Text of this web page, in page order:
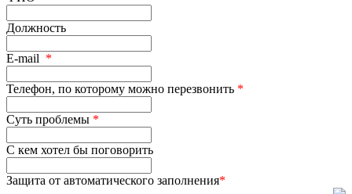
Должность
E-mail *
Телефон, по которому можно перезвонить *
Суть проблемы *
С кем хотел бы поговорить
Защита от автоматического заполнения*